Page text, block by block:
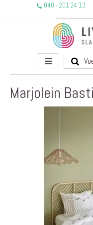
040 - 201 24 13
Toggle
Nav
Marjolein